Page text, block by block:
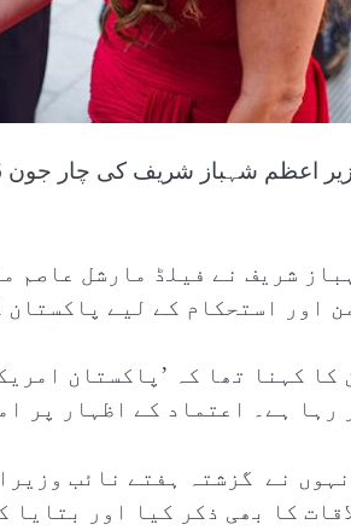
شریف نے فیلڈ مارشل عاصم
اور استحکام کے لیے
کا کہنا تھا کہ ’پاکستان
رہا ہے۔ اعتماد کے اظہار پر
نے گزشتہ ہفتے نائب
کا بھی ذکر کیا اور